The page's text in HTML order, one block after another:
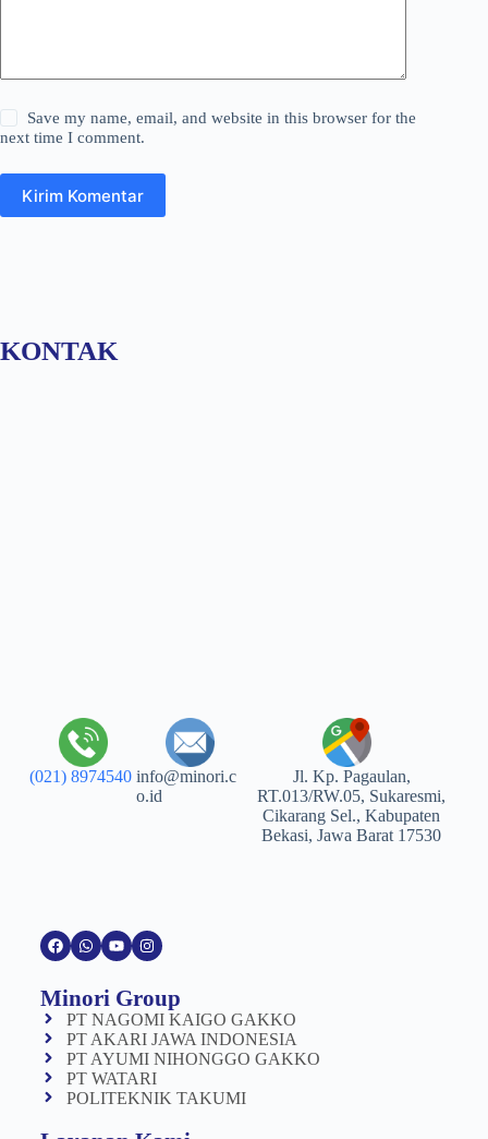
Save my name, email, and website in this browser for the
next time I comment.
Kirim Komentar
KONTAK
(021) 8974540 info@minori.c
o.id
Jl. Kp. Pagaulan,
RT.013/RW.05, Sukaresmi,
Cikarang Sel., Kabupaten
Bekasi, Jawa Barat 17530
Minori Group
PT NAGOMI KAIGO GAKKO
PT AKARI JAWA INDONESIA
PT AYUMI NIHONGGO GAKKO
PT WATARI
POLITEKNIK TAKUMI